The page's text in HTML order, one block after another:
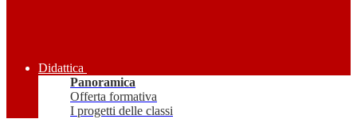
Didattica
Panoramica
Offerta formativa
I progetti delle classi